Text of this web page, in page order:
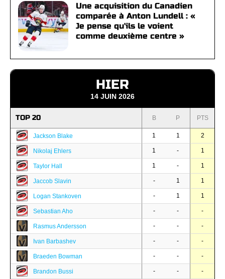
Une acquisition du Canadien
comparée à Anton Lundell : «
Je pense qu'ils le voient
comme deuxième centre »
HIER
14 JUIN 2026
TOP 20 B P PTS
Jackson Blake 1 1 2
Nikolaj Ehlers 1 - 1
Taylor Hall 1 - 1
Jaccob Slavin - 1 1
Logan Stankoven - 1 1
Sebastian Aho - - -
Rasmus Andersson - - -
Ivan Barbashev - - -
Braeden Bowman - - -
Brandon Bussi - - -